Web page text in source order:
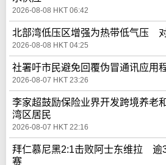
2026-08-08 HKT 06:42
北部湾低压区增强为热带低气压
2026-08-08 HKT 04:25
社署吁市民避免回覆伪冒通讯应用
2026-08-07 HKT 23:26
李家超鼓励保险业界开发跨境养老
湾区居民
2026-08-07 HKT 22:16
拜仁慕尼黑2:1击败阿士东维拉 逾
赛